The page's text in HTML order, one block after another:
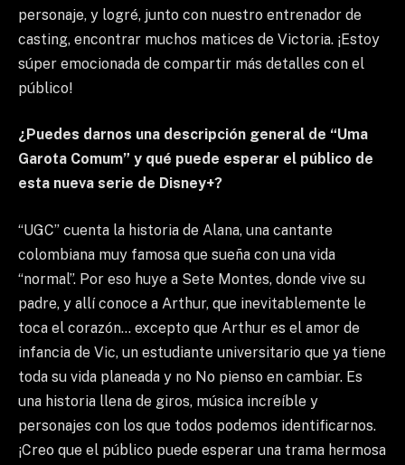
personaje, y logré, junto con nuestro entrenador de
casting, encontrar muchos matices de Victoria. ¡Estoy
súper emocionada de compartir más detalles con el
público!
¿Puedes darnos una descripción general de “Uma
Garota Comum” y qué puede esperar el público de
esta nueva serie de Disney+?
“UGC” cuenta la historia de Alana, una cantante
colombiana muy famosa que sueña con una vida
“normal”. Por eso huye a Sete Montes, donde vive su
padre, y allí conoce a Arthur, que inevitablemente le
toca el corazón… excepto que Arthur es el amor de
infancia de Vic, un estudiante universitario que ya tiene
toda su vida planeada y no No pienso en cambiar. Es
una historia llena de giros, música increíble y
personajes con los que todos podemos identificarnos.
¡Creo que el público puede esperar una trama hermosa